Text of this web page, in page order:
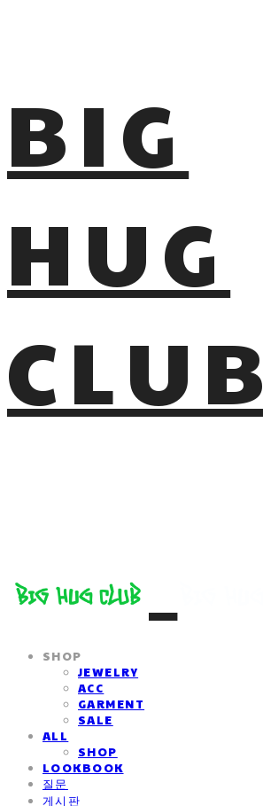
BIG
HUG
CLUB
SHOP
JEWELRY
ACC
GARMENT
SALE
ALL
SHOP
LOOKBOOK
질문
게시판